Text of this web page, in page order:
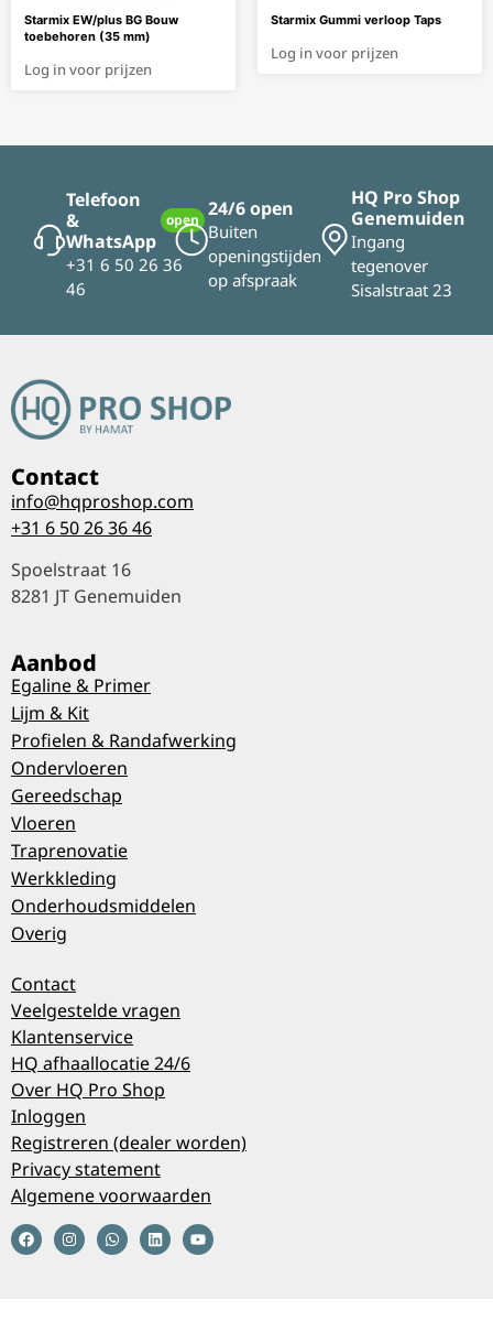
Starmix EW/plus BG Bouw
toebehoren (35 mm)
Log in voor prijzen
Starmix Gummi verloop Taps
Log in voor prijzen
Telefoon
&
WhatsApp
open
+31 6 50 26 36
46
24/6 open
Buiten
openingstijden
op afspraak
HQ Pro Shop
Genemuiden
Ingang
tegenover
Sisalstraat 23
Contact
info@hqproshop.com
+31 6 50 26 36 46
Spoelstraat 16
8281 JT Genemuiden
Aanbod
Egaline & Primer
Lijm & Kit
Profielen & Randafwerking
Ondervloeren
Gereedschap
Vloeren
Traprenovatie
Werkkleding
Onderhoudsmiddelen
Overig
Contact
Veelgestelde vragen
Klantenservice
HQ afhaallocatie 24/6
Over HQ Pro Shop
Inloggen
Registreren (dealer worden)
Privacy statement
Algemene voorwaarden